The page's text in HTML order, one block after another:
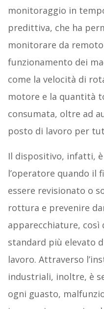
monitoraggio in
predittiva, che ha
monitorare da
funzionamento dei
come la velocità di
motore e la quantità
consumata, oltre ad
posto di lavoro per
Il dispositivo, infatti,
l’operatore quando il
essere revisionato o
rottura e prevenire
apparecchiature, così
standard più elevato
lavoro. Attraverso
industriali, inoltre, è
ogni guasto,